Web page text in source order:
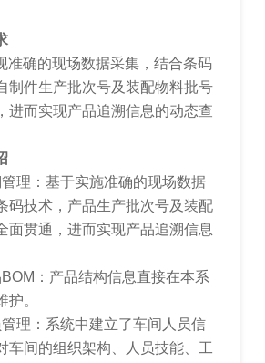
准确的现场数据采集，结合条码
制件生产批次号及装配物料批号
进而实现产品追溯信息的动态查
理：基于实施准确的现场数据
码技术，产品生产批次号及装配
面贯通，进而实现产品追溯信息
：产品结构信息直接在本系
护。
理：系统中建立了车间人员信
车间的组织架构、人员技能、工